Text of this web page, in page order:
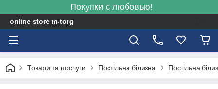
Покупки с любовью!
online store m-torg
Товари та послуги Постільна білизна Постільна